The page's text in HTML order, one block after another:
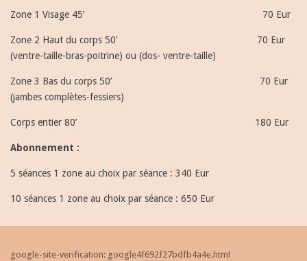
Zone 1 Visage 45’ 70 Eur
Zone 2 Haut du corps 50’ 70 Eur
(ventre-taille-bras-poitrine) ou (dos- ventre-taille)
Zone 3 Bas du corps 50’ 70 Eur
(jambes complètes-fessiers)
Corps entier 80’ 180 Eur
Abonnement :
5 séances 1 zone au choix par séance : 340 Eur
10 séances 1 zone au choix par séance : 650 Eur
google-site-verification: google4f692f27bdfb4a4e.html